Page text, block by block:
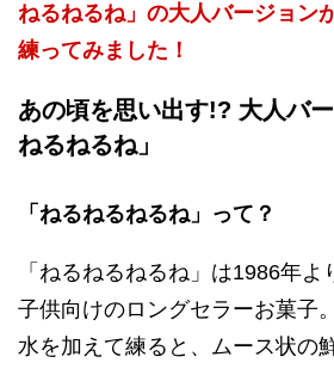
ねるねるね」の大人バージョン
練ってみました！
あの頃を思い出す!? 大人バ
ねるねるね」
「ねるねるねるね」って？
「ねるねるねるね」は1986年よ
子供向けのロングセラーお菓子
水を加えて練ると、ムース状の